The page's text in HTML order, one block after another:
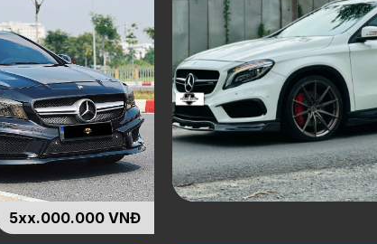
5xx.000.000 VNĐ